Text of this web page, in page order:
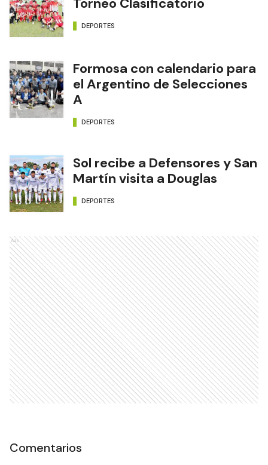
DEPORTES
Formosa con calendario para
el Argentino de Selecciones
A
DEPORTES
Sol recibe a Defensores y San
Martín visita a Douglas
DEPORTES
Ads
Comentarios